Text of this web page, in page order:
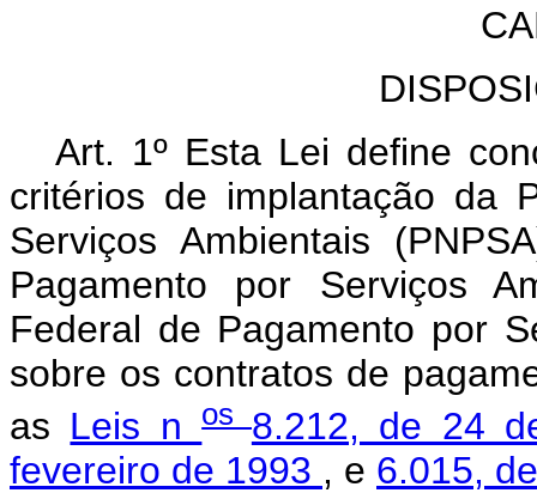
Art. 1º Esta Lei define
critérios de implantação da
Serviços Ambientais
Pagamento por Serviços
Federal de Pagamento por
sobre os contratos de
as Leis nos 8.212, de 24
fevereiro de 1993 , e 6.015,